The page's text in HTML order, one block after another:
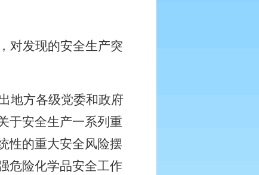
对发现的安全生产突
地方各级党委和政府
于安全生产一系列重
性的重大安全风险摆
危险化学品安全工作